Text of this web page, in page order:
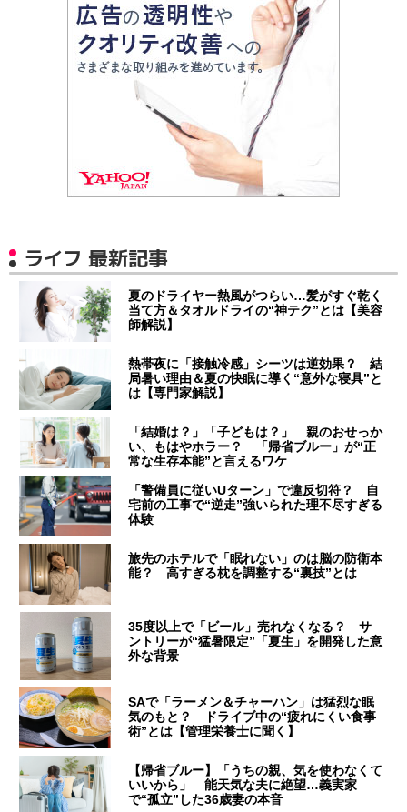
ライフ 最新記事
夏のドライヤー熱風がつらい…髪がすぐ乾く
当て方＆タオルドライの“神テク”とは【美容
師解説】
熱帯夜に「接触冷感」シーツは逆効果？ 結
局暑い理由＆夏の快眠に導く“意外な寝具”と
は【専門家解説】
「結婚は？」「子どもは？」 親のおせっか
い、もはやホラー？ 「帰省ブルー」が“正
常な生存本能”と言えるワケ
「警備員に従いUターン」で違反切符？ 自
宅前の工事で“逆走”強いられた理不尽すぎる
体験
旅先のホテルで「眠れない」のは脳の防衛本
能？ 高すぎる枕を調整する“裏技”とは
35度以上で「ビール」売れなくなる？ サ
ントリーが“猛暑限定”「夏生」を開発した意
外な背景
SAで「ラーメン＆チャーハン」は猛烈な眠
気のもと？ ドライブ中の“疲れにくい食事
術”とは【管理栄養士に聞く】
【帰省ブルー】「うちの親、気を使わなくて
いいから」 能天気な夫に絶望…義実家
で“孤立”した36歳妻の本音